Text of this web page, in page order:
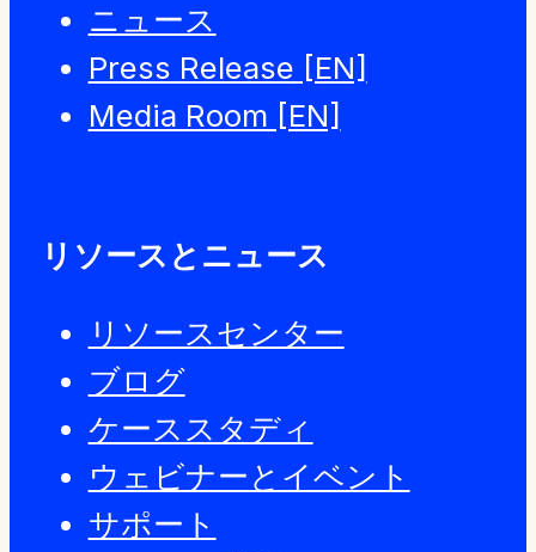
ニュース
Press Release [EN]
Media Room [EN]
リソースとニュース
リソースセンター
ブログ
ケーススタディ
ウェビナーとイベント
サポート